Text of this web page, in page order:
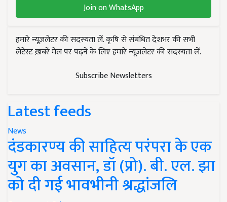
Join on WhatsApp
हमारे न्यूज़लेटर की सदस्यता लें. कृषि से संबंधित देशभर की सभी
लेटेस्ट ख़बरें मेल पर पढ़ने के लिए हमारे न्यूज़लेटर की सदस्यता लें.
Subscribe Newsletters
Latest feeds
News
दंडकारण्य की साहित्य परंपरा के एक
युग का अवसान, डॉ (प्रो). बी. एल. झा
को दी गई भावभीनी श्रद्धांजलि